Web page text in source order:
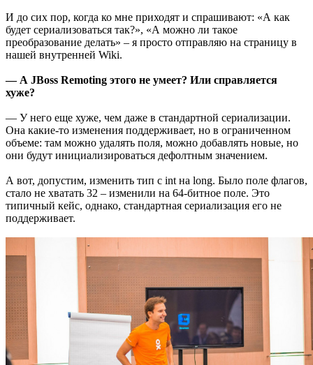
И до сих пор, когда ко мне приходят и спрашивают: «А как
будет сериализоваться так?», «А можно ли такое
преобразование делать» – я просто отправляю на страницу в
нашей внутренней Wiki.
— А JBoss Remoting этого не умеет? Или справляется
хуже?
— У него еще хуже, чем даже в стандартной сериализации.
Она какие-то изменения поддерживает, но в ограниченном
объеме: там можно удалять поля, можно добавлять новые, но
они будут инициализироваться дефолтным значением.
А вот, допустим, изменить тип с int на long. Было поле флагов,
стало не хватать 32 – изменили на 64-битное поле. Это
типичный кейс, однако, стандартная сериализация его не
поддерживает.